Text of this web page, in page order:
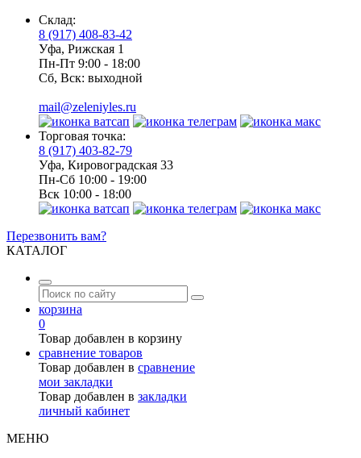
Склад:
8 (917) 408-83-42
Уфа, Рижская 1
Пн-Пт 9:00 - 18:00
Сб, Вск: выходной
mail@zeleniyles.ru
Торговая точка:
8 (917) 403-82-79
Уфа, Кировоградская 33
Пн-Сб 10:00 - 19:00
Вск 10:00 - 18:00
Перезвонить вам?
КАТАЛОГ
корзина
0
Товар добавлен в корзину
сравнение товаров
Товар добавлен в сравнение
мои закладки
Товар добавлен в закладки
личный кабинет
МЕНЮ